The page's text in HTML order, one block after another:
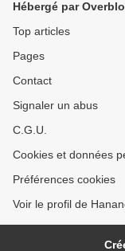
Hébergé par
Top articles
Pages
Contact
Signaler un abus
C.G.U.
Cookies et données
Préférences cookies
Voir le profil de